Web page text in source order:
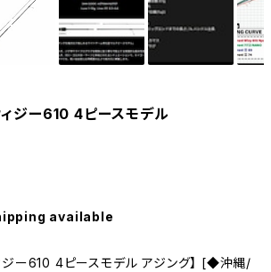
ジー610 4ピースモデル
available
ジー610 4ピースモデル アジング】 [◆沖縄/